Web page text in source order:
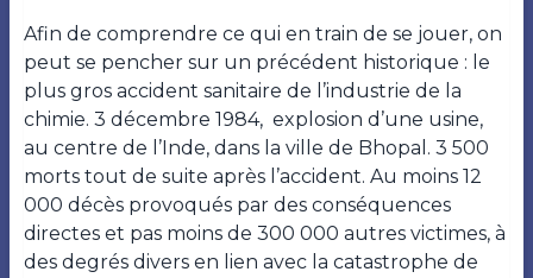
Afin de comprendre ce qui en train de se jouer, on
peut se pencher sur un précédent historique : le
plus gros accident sanitaire de l’industrie de la
chimie. 3 décembre 1984, explosion d’une usine,
au centre de l’Inde, dans la ville de Bhopal. 3 500
morts tout de suite après l’accident. Au moins 12
000 décès provoqués par des conséquences
directes et pas moins de 300 000 autres victimes, à
des degrés divers en lien avec la catastrophe de